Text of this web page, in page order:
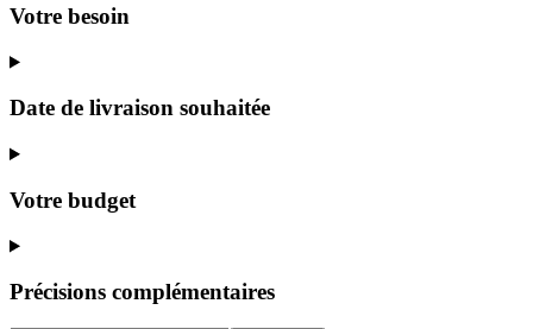
Votre besoin
Date de livraison souhaitée
Votre budget
Précisions complémentaires